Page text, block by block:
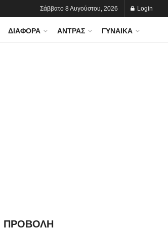
Σάββατο 8 Αυγούστου, 2026 Login
ΔΙΆΦΟΡΑ ΆΝΤΡΑΣ ΓΥΝΑΊΚΑ
ΠΡΟΒΟΛΗ